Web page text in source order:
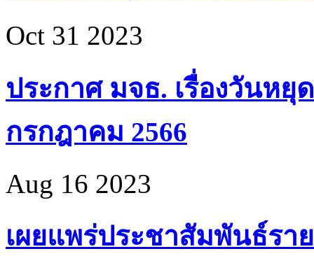
Oct 31 2023
ประกาศ มจธ. เรื่องวันหยุ
กรกฎาคม 2566
Aug 16 2023
เผยแพร่ประชาสัมพันธ์ร